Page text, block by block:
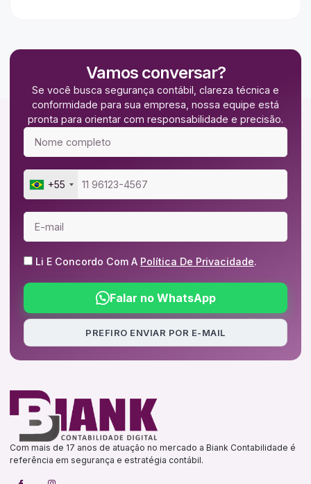
Vamos conversar?
Se você busca segurança contábil, clareza técnica e
conformidade para sua empresa, nossa equipe está
pronta para orientar com responsabilidade e precisão.
+55
Li E Concordo Com A Política De Privacidade.
Falar no WhatsApp
PREFIRO ENVIAR POR E-MAIL
Com mais de 17 anos de atuação no mercado a Biank Contabilidade é
referência em segurança e estratégia contábil.